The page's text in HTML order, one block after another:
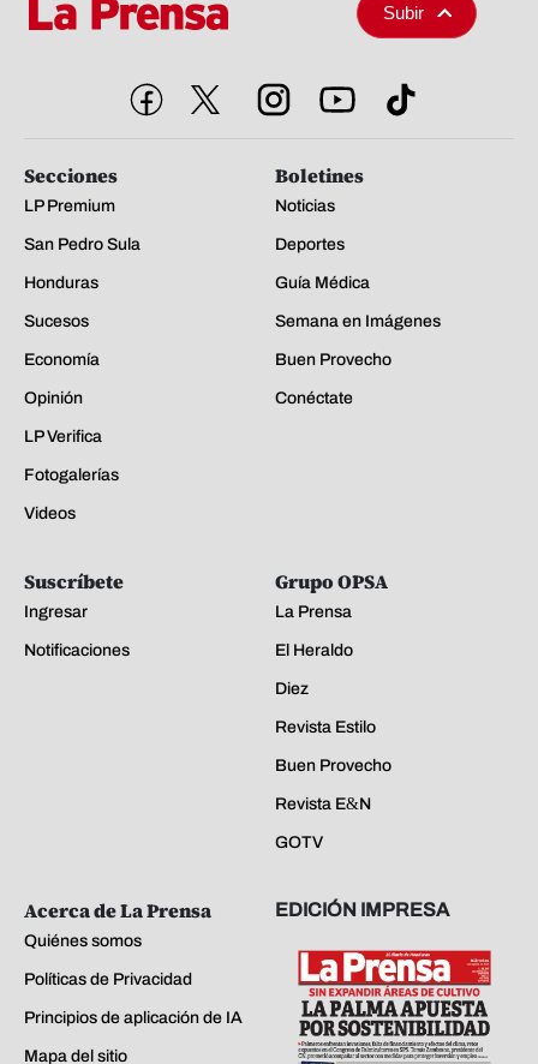
Subir
Secciones
LP Premium
San Pedro Sula
Honduras
Sucesos
Economía
Opinión
LP Verifica
Fotogalerías
Videos
Boletines
Noticias
Deportes
Guía Médica
Semana en Imágenes
Buen Provecho
Conéctate
Suscríbete
Ingresar
Notificaciones
Grupo OPSA
La Prensa
El Heraldo
Diez
Revista Estilo
Buen Provecho
Revista E&N
GOTV
Acerca de La Prensa
Quiénes somos
Políticas de Privacidad
Principios de aplicación de IA
Mapa del sitio
EDICIÓN IMPRESA